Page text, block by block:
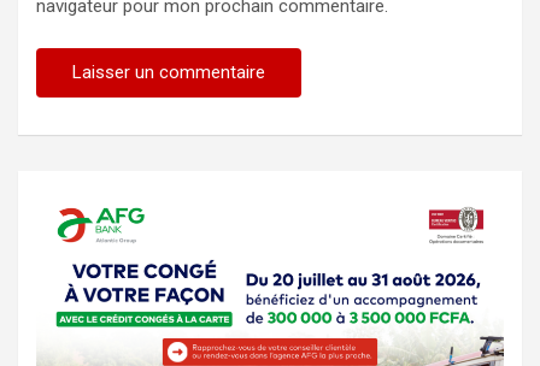
navigateur pour mon prochain commentaire.